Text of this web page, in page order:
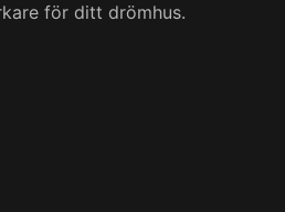
för ditt drömhus.